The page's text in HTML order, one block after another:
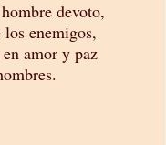
devoto,
enemigos,
amor y paz